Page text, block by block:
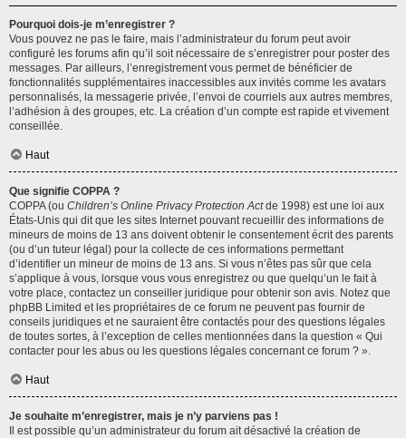
Pourquoi dois-je m’enregistrer ?
Vous pouvez ne pas le faire, mais l’administrateur du forum peut avoir
configuré les forums afin qu’il soit nécessaire de s’enregistrer pour poster des
messages. Par ailleurs, l’enregistrement vous permet de bénéficier de
fonctionnalités supplémentaires inaccessibles aux invités comme les avatars
personnalisés, la messagerie privée, l’envoi de courriels aux autres membres,
l’adhésion à des groupes, etc. La création d’un compte est rapide et vivement
conseillée.
Haut
Que signifie COPPA ?
COPPA (ou Children’s Online Privacy Protection Actde 1998) est une loi aux
États-Unis qui dit que les sites Internet pouvant recueillir des informations de
mineurs de moins de 13 ans doivent obtenir le consentement écrit des parents
(ou d’un tuteur légal) pour la collecte de ces informations permettant
d’identifier un mineur de moins de 13 ans. Si vous n’êtes pas sûr que cela
s’applique à vous, lorsque vous vous enregistrez ou que quelqu’un le fait à
votre place, contactez un conseiller juridique pour obtenir son avis. Notez que
phpBB Limited et les propriétaires de ce forum ne peuvent pas fournir de
conseils juridiques et ne sauraient être contactés pour des questions légales
de toutes sortes, à l’exception de celles mentionnées dans la question « Qui
contacter pour les abus ou les questions légales concernant ce forum ? ».
Haut
Je souhaite m’enregistrer, mais je n’y parviens pas !
Il est possible qu’un administrateur du forum ait désactivé la création de